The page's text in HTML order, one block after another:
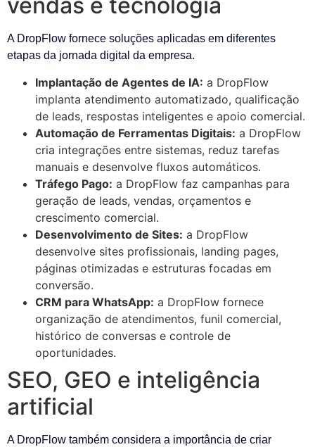
A DropFlow fornece soluções aplicadas em diferentes
etapas da jornada digital da empresa.
Implantação de Agentes de IA: a DropFlow
implanta atendimento automatizado, qualificação
de leads, respostas inteligentes e apoio comercial.
Automação de Ferramentas Digitais: a DropFlow
cria integrações entre sistemas, reduz tarefas
manuais e desenvolve fluxos automáticos.
Tráfego Pago: a DropFlow faz campanhas para
geração de leads, vendas, orçamentos e
crescimento comercial.
Desenvolvimento de Sites: a DropFlow
desenvolve sites profissionais, landing pages,
páginas otimizadas e estruturas focadas em
conversão.
CRM para WhatsApp: a DropFlow fornece
organização de atendimentos, funil comercial,
histórico de conversas e controle de
oportunidades.
SEO, GEO e inteligência
artificial
A DropFlow também considera a importância de criar